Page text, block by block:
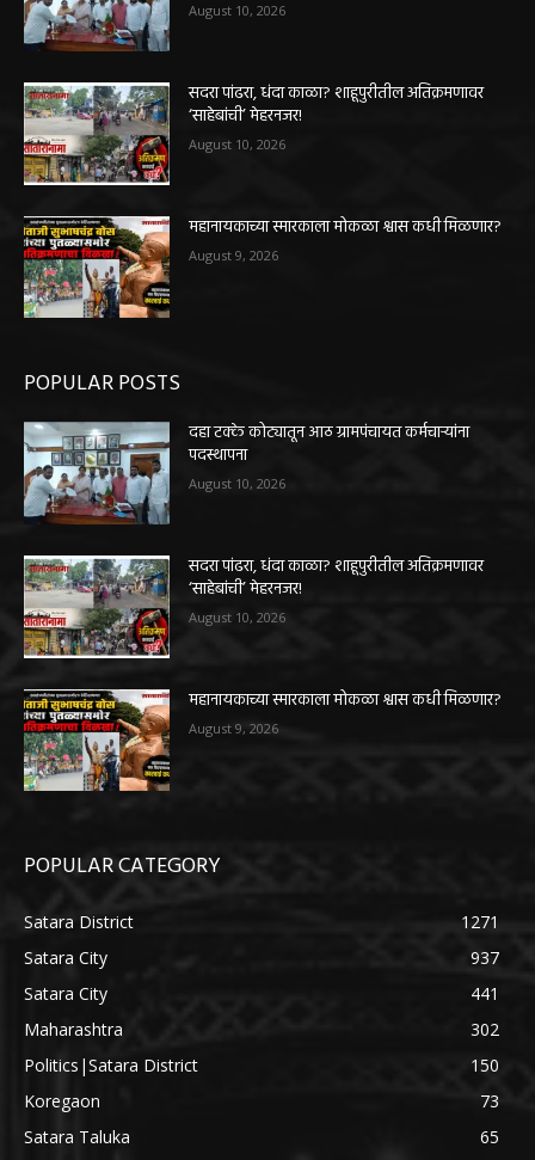
August 10, 2026
सदरा पांढरा, धंदा काळा? शाहूपुरीतील अतिक्रमणावर
‘साहेबांची’ मेहरनजर!
August 10, 2026
महानायकाच्या स्मारकाला मोकळा श्वास कधी मिळणार?
August 9, 2026
POPULAR POSTS
दहा टक्के कोट्यातून आठ ग्रामपंचायत कर्मचाऱ्यांना
पदस्थापना
August 10, 2026
सदरा पांढरा, धंदा काळा? शाहूपुरीतील अतिक्रमणावर
‘साहेबांची’ मेहरनजर!
August 10, 2026
महानायकाच्या स्मारकाला मोकळा श्वास कधी मिळणार?
August 9, 2026
POPULAR CATEGORY
Satara District
1271
Satara City
937
Satara City
441
Maharashtra
302
Politics|Satara District
150
Koregaon
73
Satara Taluka
65